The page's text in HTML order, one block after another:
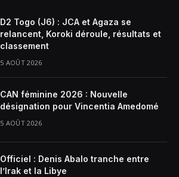
D2 Togo (J6) : JCA et Agaza se
relancent, Koroki déroule, résultats et
classement
5 AOÛT 2026
CAN féminine 2026 : Nouvelle
désignation pour Vincentia Amedomé
5 AOÛT 2026
Officiel : Denis Abalo tranche entre
l’Irak et la Libye